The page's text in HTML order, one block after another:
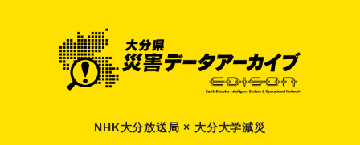
NHK大分放送局 × 大分大学減災